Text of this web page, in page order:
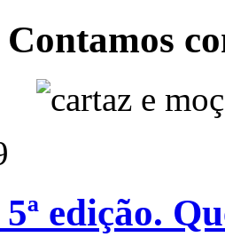
edição.